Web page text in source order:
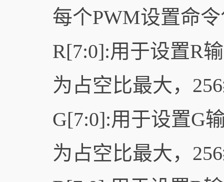
每个PWM设置命
R[7:0]:用于设置R
为占空比最大，
G[7:0]:用于设置G
为占空比最大，